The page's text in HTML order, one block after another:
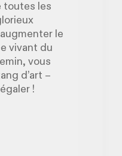
toutes les
le
vivant du
vous
d’art –
!